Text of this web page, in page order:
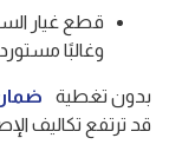
قطع غيار
وغالبًا
بدون تغطية
قد ترتفع تكاليف